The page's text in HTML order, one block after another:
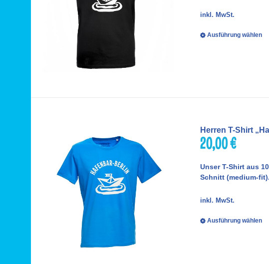
inkl. MwSt.
Ausführung wählen
Herren T-Shirt
20,00€
Unser T-Shirt aus
Schnitt (medium-fit).
inkl. MwSt.
Ausführung wählen